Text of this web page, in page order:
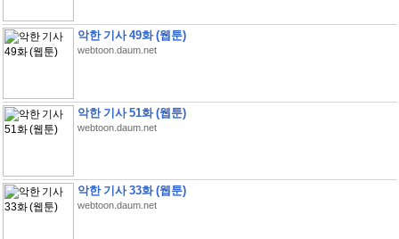
악한 기사 49화 (웹툰)
webtoon.daum.net
악한 기사 51화 (웹툰)
webtoon.daum.net
악한 기사 33화 (웹툰)
webtoon.daum.net